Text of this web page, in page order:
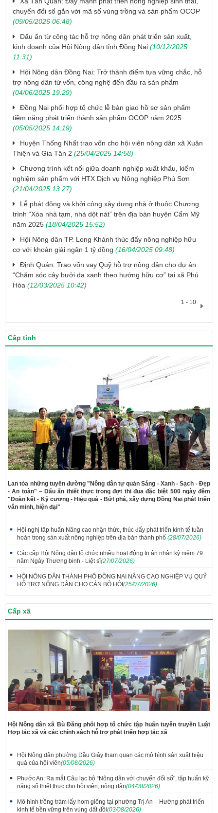
chuyển đổi số gắn với mã số vùng trồng và sản phẩm OCOP
(09/05/2026 06:48)
Dấu ấn từ công tác hỗ trợ nông dân phát triển sản xuất,
kinh doanh của Hội Nông dân tỉnh Đồng Nai (10/12/2025
11:31)
​Hội Nông dân Đồng Nai: Trở thành điểm tựa vững chắc, hỗ
trợ nông dân từ vốn, công nghệ đến đầu ra sản phẩm
(04/06/2025 19:29)
Đồng Nai phối hợp tổ chức lễ bàn giao hồ sơ sản phẩm
tiềm năng phát triển thành sản phẩm OCOP năm 2025
(05/05/2025 14:19)
​Huyện Thống Nhất trao vốn cho hội viên nông dân xã Xuân
Thiện và Gia Tân 2 (25/04/2025 14:58)
Chương trình kết nối giữa doanh nghiệp xuất khẩu, kiểm
nghiệm sản phẩm với HTX Dịch vụ Nông nghiệp Phú Sơn
(21/04/2025 13:27)
Lễ phát động và khởi công xây dựng nhà ở thuộc Chương
trình “Xóa nhà tạm, nhà dột nát” trên địa bàn huyện Cẩm Mỹ
năm 2025 (18/04/2025 15:52)
Hội Nông dân TP. Long Khánh thúc đẩy nông nghiệp hữu
cơ với khoản giải ngân 1 tỷ đồng (16/04/2025 09:48)
Định Quán: Trao vốn vay Quỹ hỗ trợ nông dân cho dự án
“Chăm sóc cây bưởi da xanh theo hướng hữu cơ” tại xã Phú
Hòa (12/03/2025 10:42)
1 - 10
Cấp tỉnh
Lan tỏa những tuyến đường "Nông dân tự quản Sáng - Xanh - Sạch - Đẹp
- An toàn" – Dấu ấn thiết thực trong đợt thi đua đặc biệt 500 ngày đêm
"Đoàn kết - Kỷ cương - Hiệu quả - Bứt phá, xây dựng Đồng Nai phát triển
văn minh, hiện đại"
Hội nghị tập huấn Nâng cao nhận thức, thúc đẩy phát triển kinh tế tuần
hoàn trong sản xuất nông nghiệp trên địa bàn thành phố (28/07/2026)
Các cấp Hội Nông dân tổ chức nhiều hoạt động tri ân nhân kỷ niệm 79
năm Ngày Thương binh - Liệt sĩ(27/07/2026)
HỘI NÔNG DÂN THÀNH PHỐ ĐỒNG NAI NÂNG CAO NGHIỆP VỤ QUỸ
HỖ TRỢ NÔNG DÂN CHO CÁN BỘ HỘI (25/07/2026)
Cấp xã
Hội Nông dân xã Bù Đăng phối hợp tổ chức tập huấn tuyên truyền Luật
Hợp tác xã và các chính sách hỗ trợ phát triển hợp tác xã
Hội Nông dân phường Dầu Giây tham quan các mô hình sản xuất hiệu
quả của hội viên(05/08/2026)
Phước An: Ra mắt Câu lạc bộ “Nông dân với chuyển đổi số", tập huấn kỹ
năng số thiết thực cho hội viên, nông dân(04/08/2026)
Mô hình trồng tràm lấy hom giống tại phường Trị An – Hướng phát triển
kinh tế bền vững trên vùng đất đồi(03/08/2026)